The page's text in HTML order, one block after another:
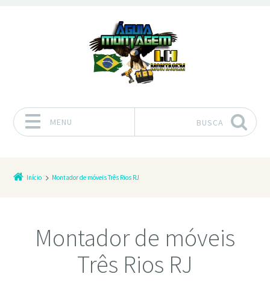
MENU BUSCA
Início Montador de móveis Três Rios RJ
Montador de móveis
Três Rios RJ